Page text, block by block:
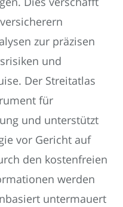
zur präzisen
und
Der Streitatlas
für
und unterstützt
vor Gericht auf
den kostenfreien
werden
untermauert